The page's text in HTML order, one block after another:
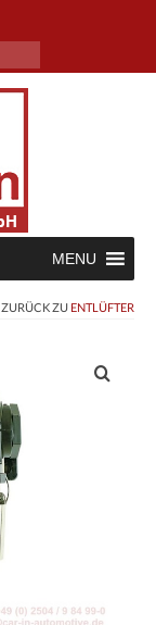
MENU
ZURÜCK ZU ENTLÜFTER